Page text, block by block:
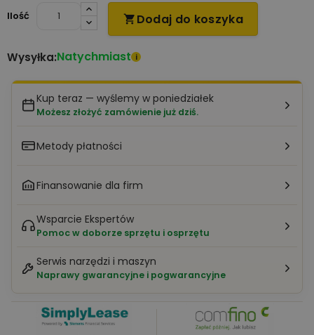
Ilość
 Dodaj do koszyka
Wysyłka:Natychmiast i
Kup teraz — wyślemy w poniedziałek
Możesz złożyć zamówienie już dziś.
Metody płatności
Finansowanie dla firm
Wsparcie Ekspertów
Pomoc w doborze sprzętu i osprzętu
Serwis narzędzi i maszyn
Naprawy gwarancyjne i pogwarancyjne